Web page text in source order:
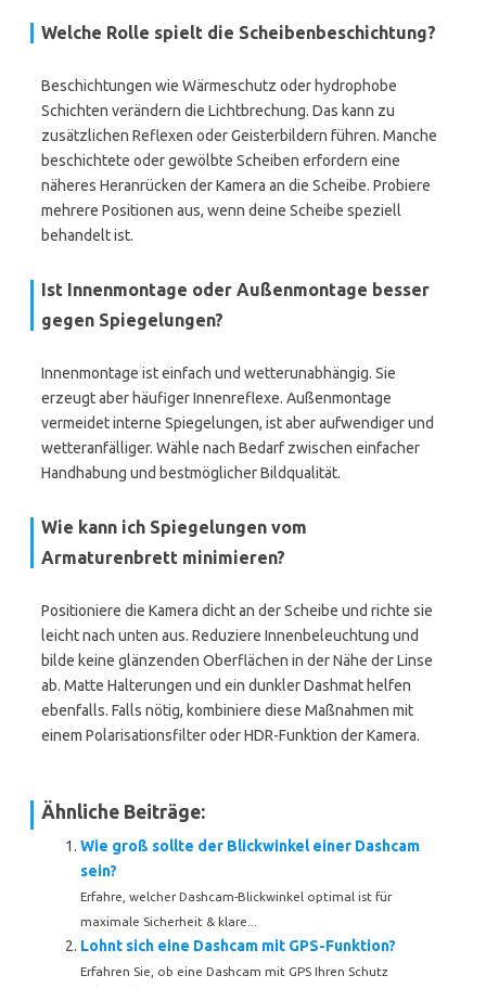
Welche Rolle spielt die Scheibenbeschichtung?
Beschichtungen wie Wärmeschutz oder hydrophobe
Schichten verändern die Lichtbrechung. Das kann zu
zusätzlichen Reflexen oder Geisterbildern führen. Manche
beschichtete oder gewölbte Scheiben erfordern eine
näheres Heranrücken der Kamera an die Scheibe. Probiere
mehrere Positionen aus, wenn deine Scheibe speziell
behandelt ist.
Ist Innenmontage oder Außenmontage besser
gegen Spiegelungen?
Innenmontage ist einfach und wetterunabhängig. Sie
erzeugt aber häufiger Innenreflexe. Außenmontage
vermeidet interne Spiegelungen, ist aber aufwendiger und
wetteranfälliger. Wähle nach Bedarf zwischen einfacher
Handhabung und bestmöglicher Bildqualität.
Wie kann ich Spiegelungen vom
Armaturenbrett minimieren?
Positioniere die Kamera dicht an der Scheibe und richte sie
leicht nach unten aus. Reduziere Innenbeleuchtung und
bilde keine glänzenden Oberflächen in der Nähe der Linse
ab. Matte Halterungen und ein dunkler Dashmat helfen
ebenfalls. Falls nötig, kombiniere diese Maßnahmen mit
einem Polarisationsfilter oder HDR-Funktion der Kamera.
Ähnliche Beiträge:
Wie groß sollte der Blickwinkel einer Dashcam
sein?
Erfahre, welcher Dashcam-Blickwinkel optimal ist für
maximale Sicherheit & klare...
Lohnt sich eine Dashcam mit GPS-Funktion?
Erfahren Sie, ob eine Dashcam mit GPS Ihren Schutz